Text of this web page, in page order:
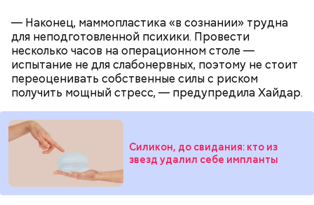
— Наконец, маммопластика «в сознании» трудна
для неподготовленной психики. Провести
несколько часов на операционном столе —
испытание не для слабонервных, поэтому не стоит
переоценивать собственные силы с риском
получить мощный стресс, — предупредила Хайдар.
Силикон, до свидания: кто из
звезд удалил себе импланты
— Там может содержаться огромное количество
нитратов, которое вызовет головокружение,
гипоксию и ухудшение физического состояния, —